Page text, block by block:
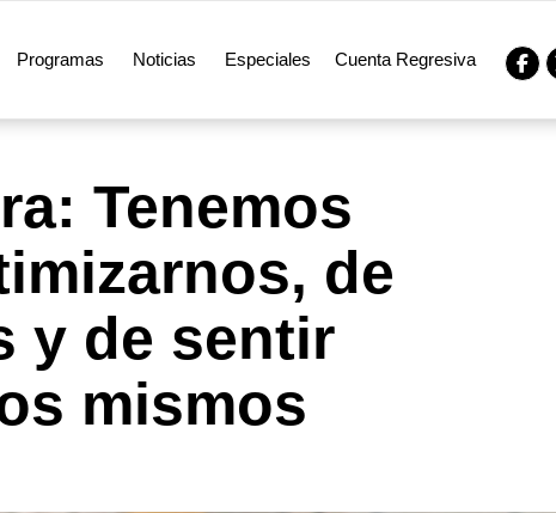
Programas Noticias Especiales Cuenta Regresiva
Tenemos
de
y de sentir
mismos